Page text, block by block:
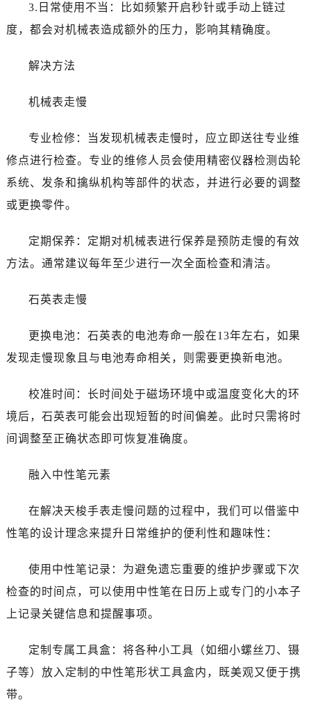
3.日常使用不当：比如频繁开启秒针或手动上链过
度，都会对机械表造成额外的压力，影响其精确度。
解决方法
机械表走慢
专业检修：当发现机械表走慢时，应立即送往专业维
修点进行检查。专业的维修人员会使用精密仪器检测齿轮
系统、发条和擒纵机构等部件的状态，并进行必要的调整
或更换零件。
定期保养：定期对机械表进行保养是预防走慢的有效
方法。通常建议每年至少进行一次全面检查和清洁。
石英表走慢
更换电池：石英表的电池寿命一般在13年左右，如果
发现走慢现象且与电池寿命相关，则需要更换新电池。
校准时间：长时间处于磁场环境中或温度变化大的环
境后，石英表可能会出现短暂的时间偏差。此时只需将时
间调整至正确状态即可恢复准确度。
融入中性笔元素
在解决天梭手表走慢问题的过程中，我们可以借鉴中
性笔的设计理念来提升日常维护的便利性和趣味性：
使用中性笔记录：为避免遗忘重要的维护步骤或下次
检查的时间点，可以使用中性笔在日历上或专门的小本子
上记录关键信息和提醒事项。
定制专属工具盒：将各种小工具（如细小螺丝刀、镊
子等）放入定制的中性笔形状工具盒内，既美观又便于携
带。